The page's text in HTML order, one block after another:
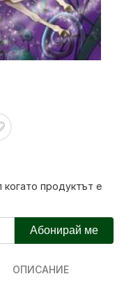
когато продуктът е
Абонирай ме
ОПИСАНИЕ